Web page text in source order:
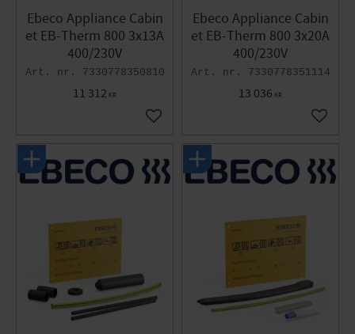
Ebeco Appliance Cabin
et EB-Therm 800 3x13A
400/230V
7330778350810
11 312 KR
Add to favorites
Ebeco Appliance Cabin
et EB-Therm 800 3x20A
400/230V
7330778351114
13 036 KR
Add